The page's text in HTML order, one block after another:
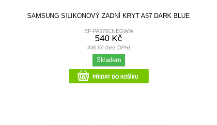
SAMSUNG SILIKONOVÝ ZADNÍ KRYT A57 DARK BLUE
EF-PA576CNEGWW
540 Kč
446 Kč (bez DPH)
Skladem